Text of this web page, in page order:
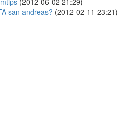
san andreas? (2012-02-11 23:21)